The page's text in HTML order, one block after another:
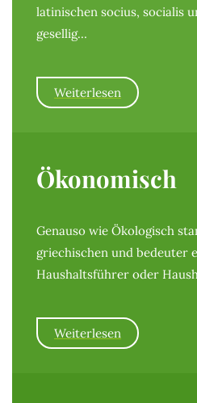
latinischen socius, socialis
gesellig…
Weiterlesen
Ökonomisch
Genauso wie Ökologisch
griechischen und bedeuter
Haushaltsführer oder
Weiterlesen